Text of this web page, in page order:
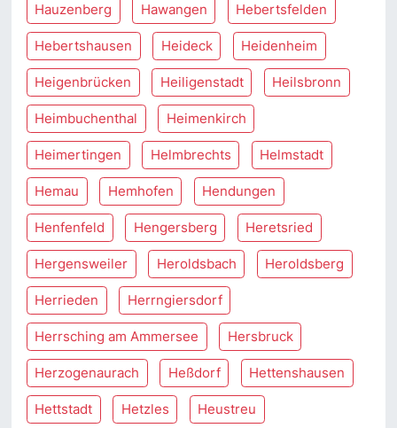
Hauzenberg Hawangen Hebertsfelden
Hebertshausen Heideck Heidenheim
Heigenbrücken Heiligenstadt Heilsbronn
Heimbuchenthal Heimenkirch
Heimertingen Helmbrechts Helmstadt
Hemau Hemhofen Hendungen
Henfenfeld Hengersberg Heretsried
Hergensweiler Heroldsbach Heroldsberg
Herrieden Herrngiersdorf
Herrsching am Ammersee Hersbruck
Herzogenaurach Heßdorf Hettenshausen
Hettstadt Hetzles Heustreu